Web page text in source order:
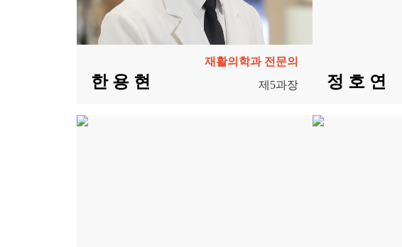
재활의학과 전문의
한 용 현 제5과장 정 호 연